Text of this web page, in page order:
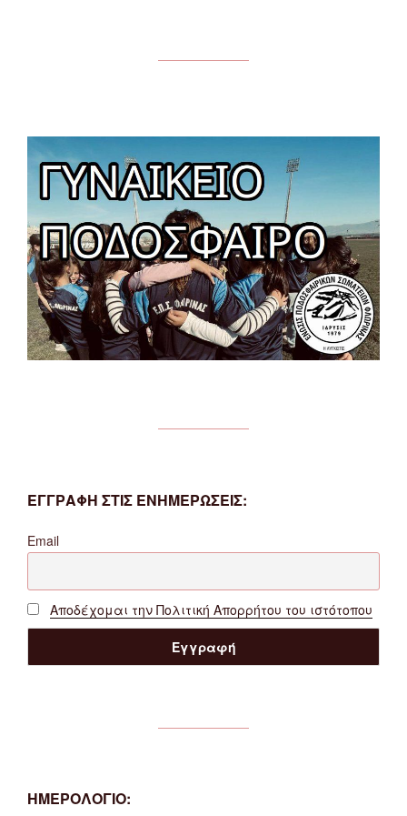
ΕΓΓΡΑΦΗ ΣΤΙΣ ΕΝΗΜΕΡΩΣΕΙΣ:
Email
Αποδέχομαι την Πολιτική Απορρήτου του ιστότοπου
ΗΜΕΡΟΛΟΓΙΟ: